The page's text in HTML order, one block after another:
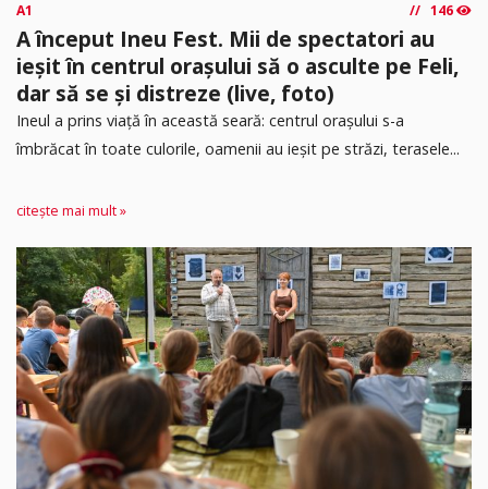
A1 146
A început Ineu Fest. Mii de spectatori au
ieșit în centrul orașului să o asculte pe Feli,
dar să se și distreze (live, foto)
Ineul a prins viață în această seară: centrul orașului s-a
îmbrăcat în toate culorile, oamenii au ieșit pe străzi, terasele...
citește mai mult »